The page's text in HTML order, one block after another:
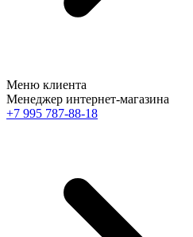
Меню клиента
Менеджер интернет-магазина
+7 995 787-88-18